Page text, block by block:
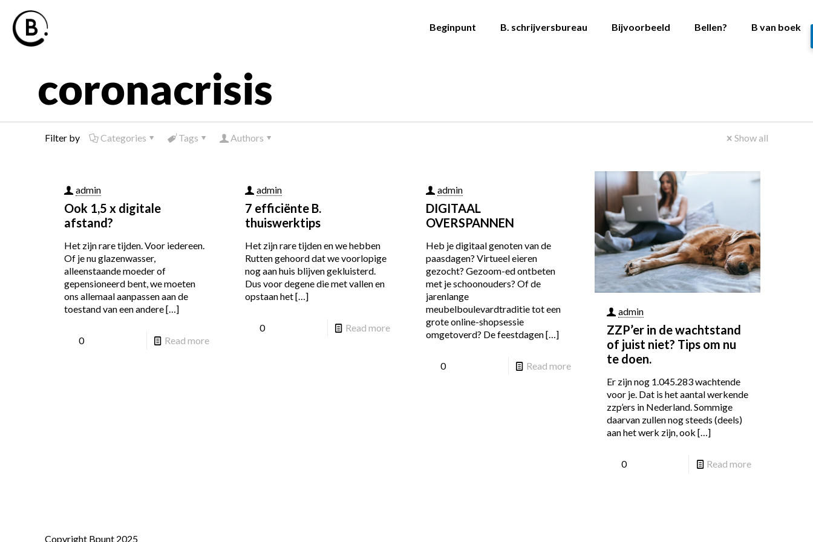
Beginpunt B. schrijversbureau Bijvoorbeeld Bellen? B van boek
coronacrisis
Filter by Categories Tags Authors Show all
admin
Ook 1,5 x digitale
afstand?
Het zijn rare tijden. Voor iedereen.
Of je nu glazenwasser,
alleenstaande moeder of
gepensioneerd bent, we moeten
ons allemaal aanpassen aan de
toestand van een andere[…]
0 Read more
admin
7 efficiënte B.
thuiswerktips
Het zijn rare tijden en we hebben
Rutten gehoord dat we voorlopige
nog aan huis blijven gekluisterd.
Dus voor degene die met vallen en
opstaan het[…]
0 Read more
admin
DIGITAAL
OVERSPANNEN
Heb je digitaal genoten van de
paasdagen? Virtueel eieren
gezocht? Gezoom-ed ontbeten
met je schoonouders? Of de
jarenlange
meubelboulevardtraditie tot een
grote online-shopsessie
omgetoverd? De feestdagen[…]
0 Read more
admin
ZZP’er in de wachtstand
of juist niet? Tips om nu
te doen.
Er zijn nog 1.045.283 wachtende
voor je. Dat is het aantal werkende
zzp’ers in Nederland. Sommige
daarvan zullen nog steeds (deels)
aan het werk zijn, ook […]
0 Read more
Copyright Bpunt 2025